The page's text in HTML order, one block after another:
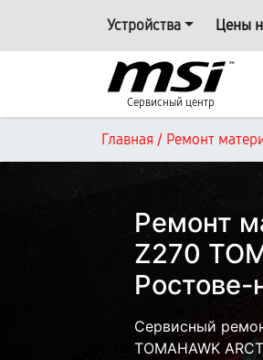
Устройства Цены
Сервисный центр
Главная / Ремонт
Ремонт
Z270
Сервисный
TOMAHAWK